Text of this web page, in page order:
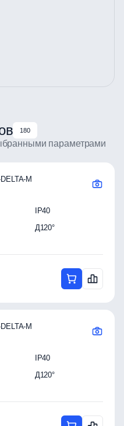
180
параметрами
M
IP40
Д120°
M
IP40
Д120°